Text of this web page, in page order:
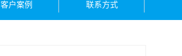
客户案例 联系方式